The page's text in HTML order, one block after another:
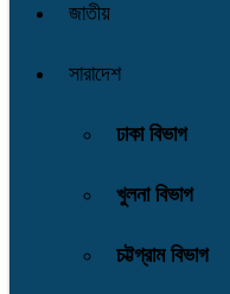
জাতীয়
সারাদেশ
ঢাকা বিভাগ
খুলনা বিভাগ
চট্টগ্রাম বিভাগ